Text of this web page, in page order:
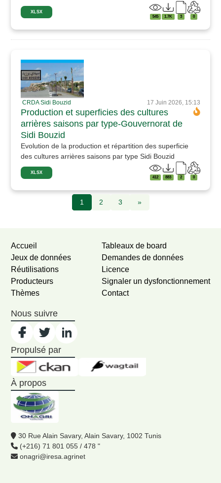
XLSX
545 1.7K 3 0
CRDA Sidi Bouzid 17 Juin 2026, 15:13
Production et superficies des cultures
arrières saisons par type-Gouvernorat de
Sidi Bouzid
Evolution de la production et répartition des superficie
des cultures arrières saisons par type Sidi Bouzid
XLSX
412 883 2 0
1 2 3 »
Accueil
Jeux de données
Réutilisations
Producteurs
Thèmes
Tableaux de board
Demandes de données
Licence
Signaler un dysfonctionnement
Contact
Nous suivre
Propulsé par
À propos
30 Rue Alain Savary, Alain Savary, 1002 Tunis
(+216) 71 801 055 / 478 "
onagri@iresa.agrinet